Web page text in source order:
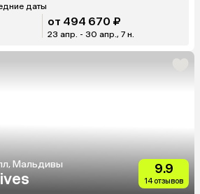
даты
от 494 670 ₽
23 апр. - 30 апр., 7 н.
Мальдивы 9.9
14 отзывов